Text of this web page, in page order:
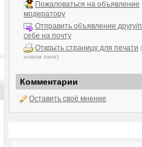
Пожаловаться на объявление
модератору
Отправить объявление другу/
себе на почту
Открыть страницу для печати
новом окне)
Комментарии
Оставить своё мнение